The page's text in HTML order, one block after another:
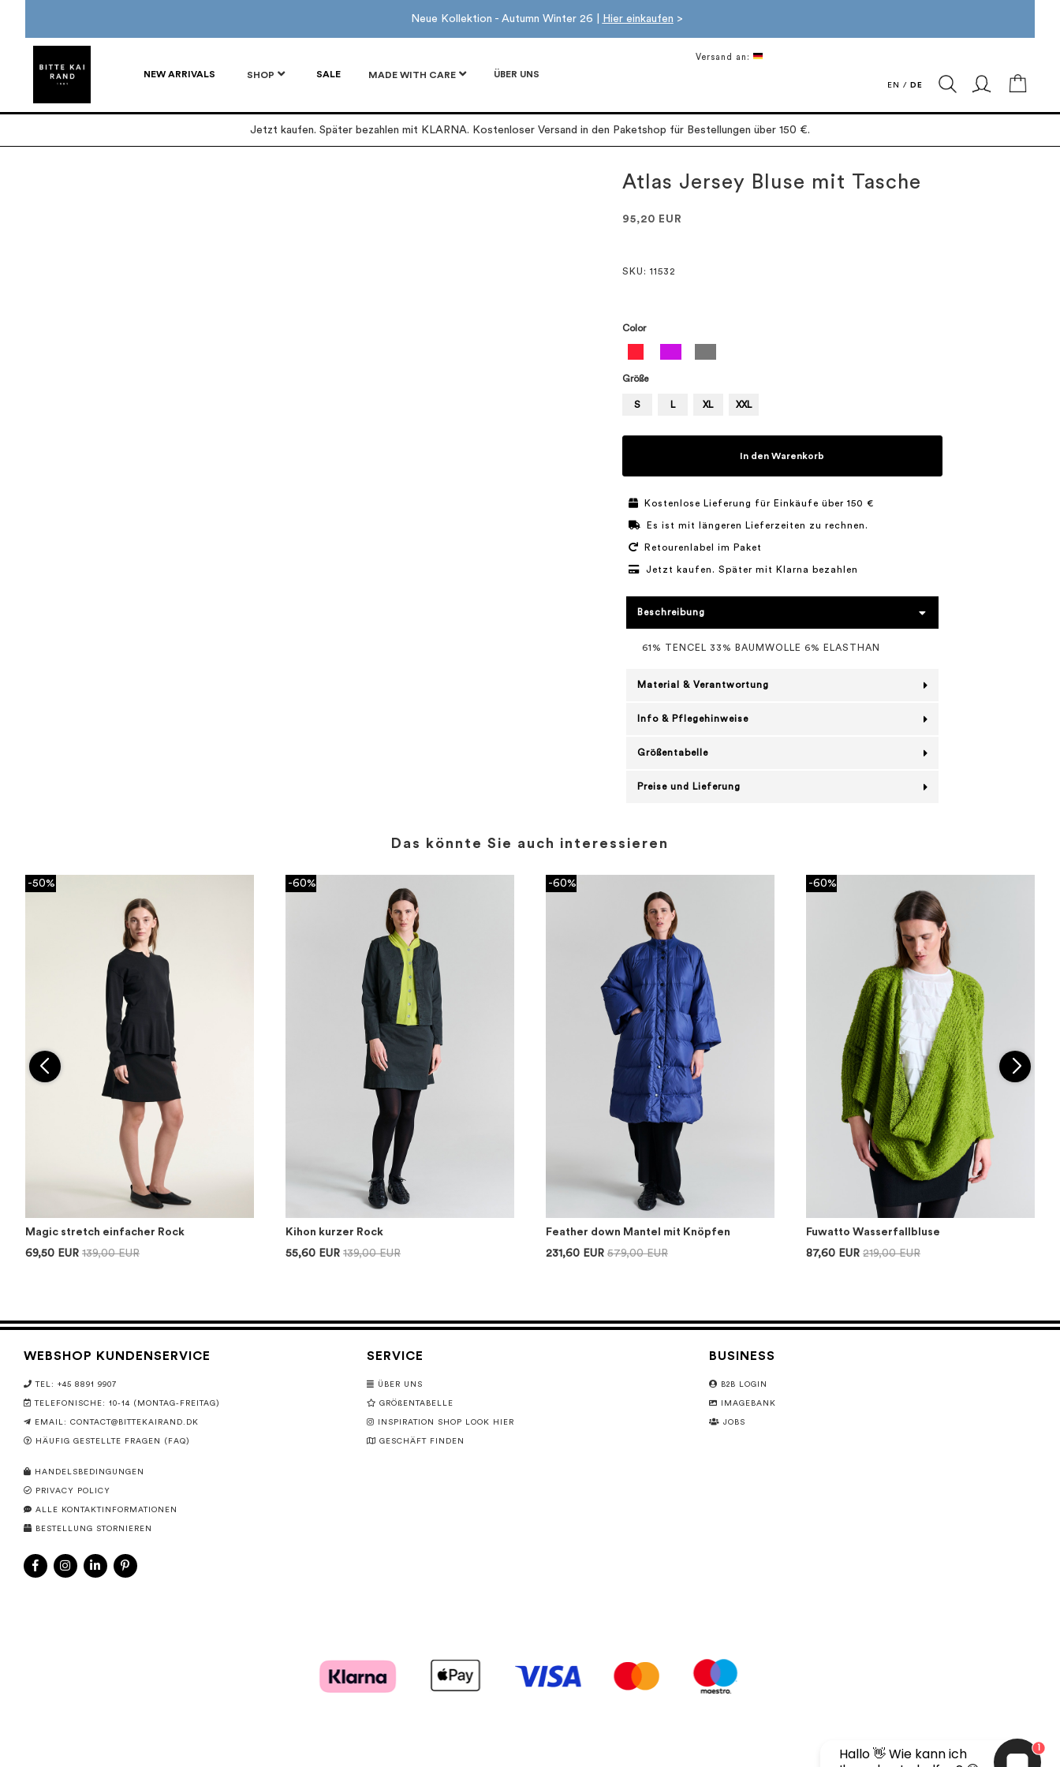
Neue Kollektion - Autumn Winter 26 | Hier einkaufen >
NEW ARRIVALS SHOP SALE MADE WITH CARE ÜBER UNS
Versand an:
EN / DE
Jetzt kaufen. Später bezahlen mit KLARNA. Kostenloser Versand in den Paketshop für Bestellungen über 150 €.
Atlas Jersey Bluse mit Tasche
95,20 EUR
SKU : 11532
Color
Größe
S L XL XXL
In den Warenkorb
Kostenlose Lieferung für Einkäufe über 150 €
Es ist mit längeren Lieferzeiten zu rechnen.
Retourenlabel im Paket
Jetzt kaufen. Später mit Klarna bezahlen
Beschreibung
61% TENCEL 33% BAUMWOLLE 6% ELASTHAN
Material & Verantwortung
Info & Pflegehinweise
Größentabelle
Preise und Lieferung
Das könnte Sie auch interessieren
-50%
Magic stretch einfacher Rock
69,50 EUR 139,00 EUR
-60%
Kihon kurzer Rock
55,60 EUR 139,00 EUR
-60%
Feather down Mantel mit Knöpfen
231,60 EUR 579,00 EUR
-60%
Fuwatto Wasserfallbluse
87,60 EUR 219,00 EUR
WEBSHOP KUNDENSERVICE
TEL: +45 8891 9907
TELEFONISCHE: 10-14 (MONTAG-FREITAG)
EMAIL: CONTACT@BITTEKAIRAND.DK
HÄUFIG GESTELLTE FRAGEN (FAQ)
HANDELSBEDINGUNGEN
PRIVACY POLICY
ALLE KONTAKTINFORMATIONEN
BESTELLUNG STORNIEREN
SERVICE
ÜBER UNS
GRÖßENTABELLE
INSPIRATION SHOP LOOK HIER
GESCHÄFT FINDEN
BUSINESS
B2B LOGIN
IMAGEBANK
JOBS
Hallo 👋 Wie kann ich
1